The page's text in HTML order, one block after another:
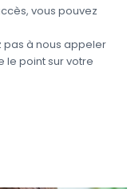
vous pouvez
pas à nous appeler
le point sur votre